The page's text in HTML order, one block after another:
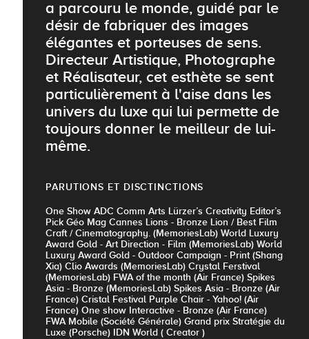
a parcouru le monde, guidé par le
désir de fabriquer des images
élégantes et porteuses de sens.
Directeur Artistique, Photographe
et Réalisateur, cet esthète se sent
particulièrement à l'aise dans les
univers du luxe qui lui permette de
toujours donner le meilleur de lui-
même.
PARUTIONS ET DISCTINCTIONS
One Show ADC Comm Arts Lürzer’s Creativity Editor’s
Pick Géo Mag Cannes Lions - Bronze Lion / Best Film
Craft / Cinematography. (MemoriesLab) World Luxury
Award Gold - Art Direction - Film (MemoriesLab) World
Luxury Award Gold - Outdoor Campaign - Print (Shang
Xia) Clio Awards (MemoriesLab) Crystal Ferstival
(MemoriesLab) FWA of the month (Air France) Spikes
Asia - Bronze (MemoriesLab) Spikes Asia - Bronze (Air
France) Cristal Festival Purple Chair - Yahoo! (Air
France) One show Interactive - Bronze (Air France)
FWA Mobile (Société Générale) Grand prix Stratégie du
Luxe (Porsche) IDN World ( Creator )